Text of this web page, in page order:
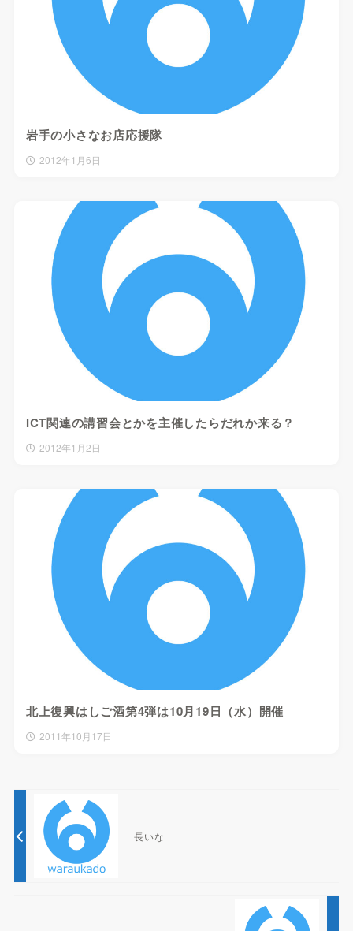
岩手の小さなお店応援隊
2012年1月6日
ICT関連の講習会とかを主催したらだれか来る？
2012年1月2日
北上復興はしご酒第4弾は10月19日（水）開催
2011年10月17日
長いな